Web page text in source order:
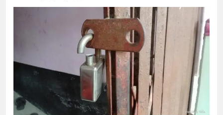
সিল-স্বাক্ষর জালিয়াতি চক্রের পাঁচ
উদ্ধার
জনগণ পরিবর্তন চেয়েছে
প্রধানমন্ত্রী
মিরপুর মডেল থানার অভিযানে